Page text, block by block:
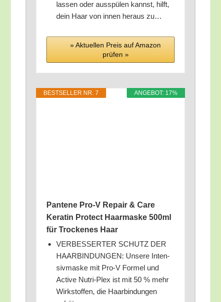
las­sen oder aus­spü­len kannst, hilft,
dein Haar von innen her­aus zu…
» Aktu­el­len Preis auf Ama­zon
prü­fen »
ANGE­BOT: 17%
BEST­SEL­LER NR. 7
Pan­te­ne Pro‑V Repair & Care
Kera­tin Pro­tect Haar­mas­ke 500ml
für Tro­cke­nes Haar
VERBESSERTER SCHUTZ DER
HAARBINDUNGEN: Unse­re Inten­
siv­mas­ke mit Pro‑V For­mel und
Acti­ve Nut­ri-Plex ist mit 50 % mehr
Wirk­stof­fen, die Haar­bin­dun­gen